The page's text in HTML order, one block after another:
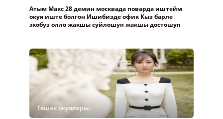
Атым Макс 28 демин москвада поварда иштейм
окуя иште болгон Ишибизде офик Кыз барле
экобуз олло жакшы суйлошуп жакшы достошуп
Төшөк окуялары.